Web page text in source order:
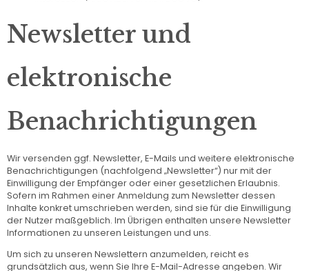
Newsletter und
elektronische
Benachrichtigungen
Wir versenden ggf. Newsletter, E-Mails und weitere elektronische
Benachrichtigungen (nachfolgend „Newsletter“) nur mit der
Einwilligung der Empfänger oder einer gesetzlichen Erlaubnis.
Sofern im Rahmen einer Anmeldung zum Newsletter dessen
Inhalte konkret umschrieben werden, sind sie für die Einwilligung
der Nutzer maßgeblich. Im Übrigen enthalten unsere Newsletter
Informationen zu unseren Leistungen und uns.
Um sich zu unseren Newslettern anzumelden, reicht es
grundsätzlich aus, wenn Sie Ihre E-Mail-Adresse angeben. Wir